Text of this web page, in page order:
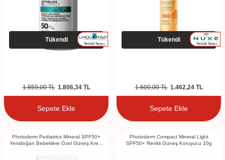
Tükendi
1.859,00TL 1.806,34TL
Sepete Ekle
Tükendi
1.600,00TL 1.462,24TL
Sepete Ekle
Photoderm Pediatrics Mineral SPF50+
Yenidoğan Bebeklere Özel Güneş Kremi
Photoderm Compact Mineral Light
SPF50+ Renkli Güneş Koruyucu 10g